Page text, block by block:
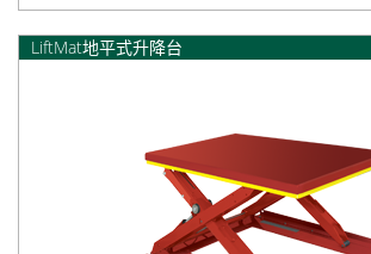
LiftMat地平式升降台